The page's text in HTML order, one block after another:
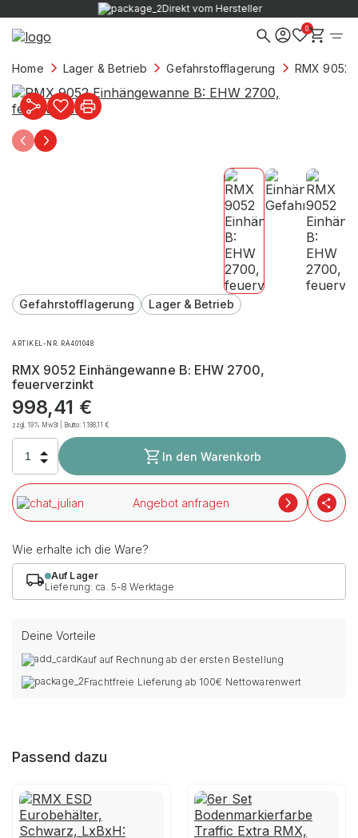
Direkt vom Hersteller
0
Home Lager & Betrieb Gefahrstofflagerung RMX 9052
Gefahrstofflagerung Lager & Betrieb
ARTIKEL-NR. RA401048
RMX 9052 Einhängewanne B: EHW 2700,
feuerverzinkt
998,41 €
zzgl. 19% MwSt | Brutto:1.188,11€
In den Warenkorb
Angebot anfragen
Wie erhalte ich die Ware?
Auf Lager
Lieferung: ca. 5-8 Werktage
Deine Vorteile
Kauf auf Rechnung ab der ersten Bestellung
Frachtfreie Lieferung ab 100€ Nettowarenwert
Passend dazu